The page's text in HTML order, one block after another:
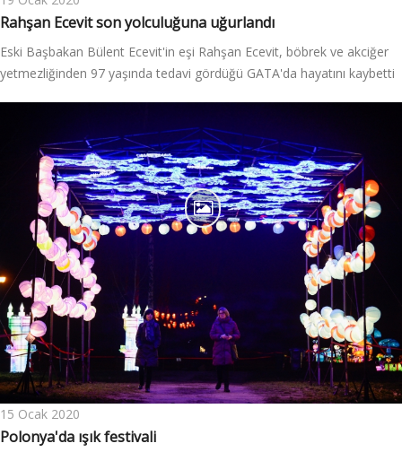
Rahşan Ecevit son yolculuğuna uğurlandı
Eski Başbakan Bülent Ecevit'in eşi Rahşan Ecevit, böbrek ve akciğer
yetmezliğinden 97 yaşında tedavi gördüğü GATA'da hayatını kaybetti
15 Ocak 2020
Polonya'da ışık festivali